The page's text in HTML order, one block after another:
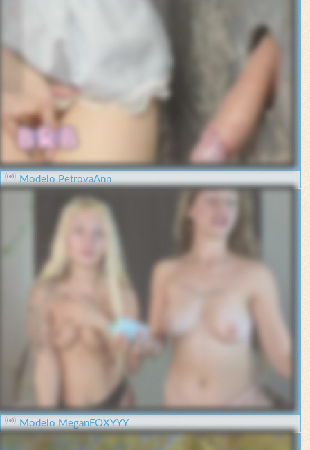
Modelo PetrovaAnn
Modelo MeganFOXYYY